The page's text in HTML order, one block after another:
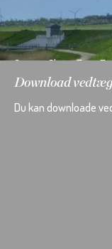
Sneum Sluse. Foto:
Download
Du kan downloade